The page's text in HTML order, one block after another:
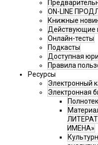
ON-LINE
Книжные
Действующие
Онлайн-тесты
Подкасты
Доступная
Правила
Ресурсы
Электронный
Электронная
ИМЕНА»